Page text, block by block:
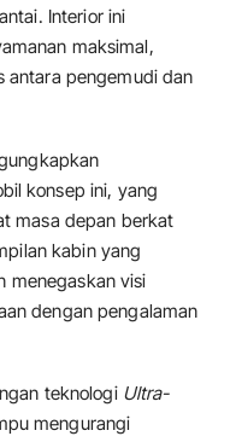
Interior ini
maksimal,
antara pengemudi dan
konsep ini, yang
masa depan berkat
kabin yang
menegaskan visi
dengan pengalaman
teknologi Ultra-
mengurangi